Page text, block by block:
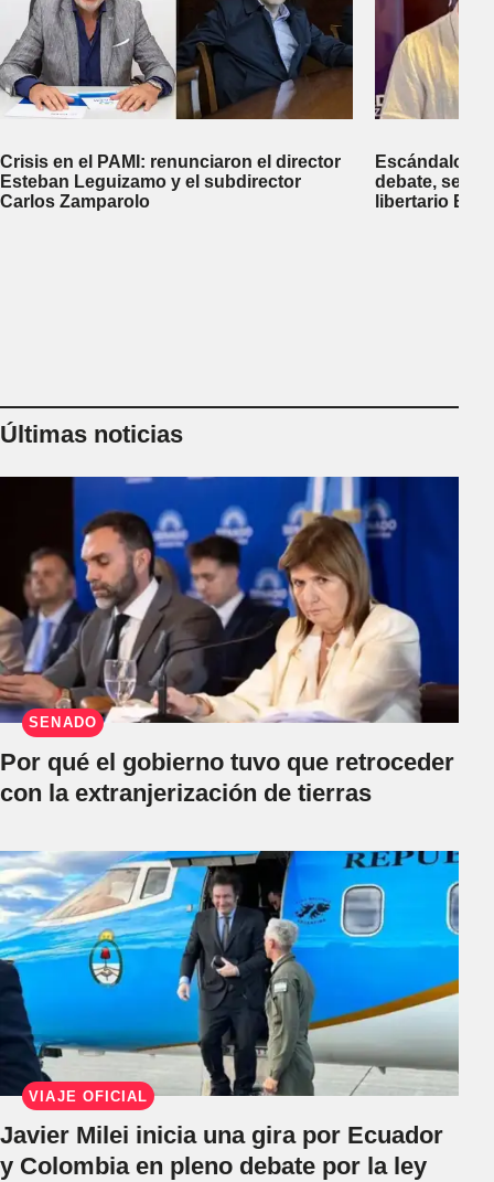
Crisis en el PAMI: renunciaron el director
Esteban Leguizamo y el subdirector
Carlos Zamparolo
Escándalo
debate, se
libertario
Últimas noticias
SENADO
Por qué el gobierno tuvo que retroceder
con la extranjerización de tierras
VIAJE OFICIAL
Javier Milei inicia una gira por Ecuador
y Colombia en pleno debate por la ley